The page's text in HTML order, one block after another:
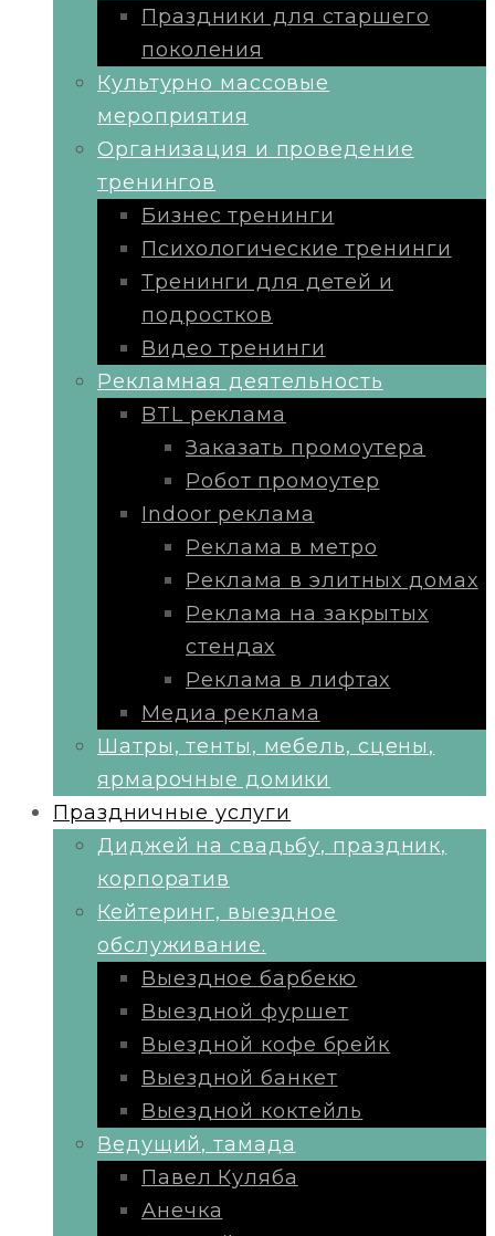
Праздники для старшего
поколения
Культурно массовые
мероприятия
Организация и проведение
тренингов
Бизнес тренинги
Психологические тренинги
Тренинги для детей и
подростков
Видео тренинги
Рекламная деятельность
BTL реклама
Заказать промоутера
Робот промоутер
Indoor реклама
Реклама в метро
Реклама в элитных домах
Реклама на закрытых
стендах
Реклама в лифтах
Медиа реклама
Шатры, тенты, мебель, сцены,
ярмарочные домики
Праздничные услуги
Диджей на свадьбу, праздник,
корпоратив
Кейтеринг, выездное
обслуживание.
Выездное барбекю
Выездной фуршет
Выездной кофе брейк
Выездной банкет
Выездной коктейль
Ведущий, тамада
Павел Куляба
Анечка